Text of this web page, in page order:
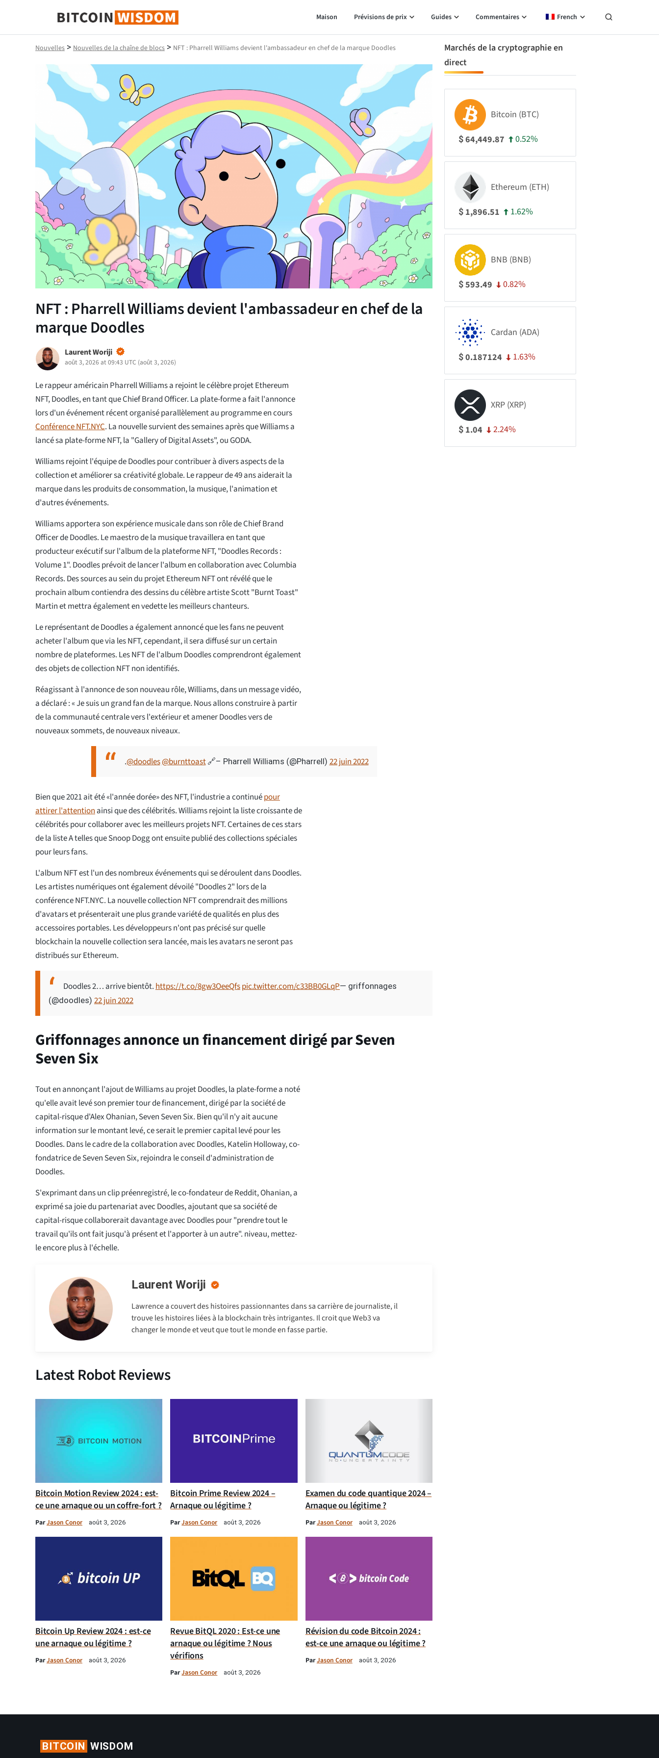
Bitcoin Sagesse
Maison Prévisions de prix Guides Commentaires French
Nouvelles > Nouvelles de la chaîne de blocs > NFT : Pharrell Williams devient l'ambassadeur en chef de la marque Doodles
NFT : Pharrell Williams devient l'ambassadeur en chef de la
marque Doodles
Laurent Woriji
août 3, 2026 at 09:43 UTC (août 3, 2026)
Le rappeur américain Pharrell Williams a rejoint le célèbre projet Ethereum
NFT, Doodles, en tant que Chief Brand Officer. La plate-forme a fait l'annonce
lors d'un événement récent organisé parallèlement au programme en cours
Conférence NFT.NYC. La nouvelle survient des semaines après que Williams a
lancé sa plate-forme NFT, la "Gallery of Digital Assets", ou GODA.
Williams rejoint l'équipe de Doodles pour contribuer à divers aspects de la
collection et améliorer sa créativité globale. Le rappeur de 49 ans aiderait la
marque dans les produits de consommation, la musique, l'animation et
d'autres événements.
Williams apportera son expérience musicale dans son rôle de Chief Brand
Officer de Doodles. Le maestro de la musique travaillera en tant que
producteur exécutif sur l'album de la plateforme NFT, "Doodles Records :
Volume 1". Doodles prévoit de lancer l'album en collaboration avec Columbia
Records. Des sources au sein du projet Ethereum NFT ont révélé que le
prochain album contiendra des dessins du célèbre artiste Scott "Burnt Toast"
Martin et mettra également en vedette les meilleurs chanteurs.
Le représentant de Doodles a également annoncé que les fans ne peuvent
acheter l'album que via les NFT, cependant, il sera diffusé sur un certain
nombre de plateformes. Les NFT de l'album Doodles comprendront également
des objets de collection NFT non identifiés.
Réagissant à l'annonce de son nouveau rôle, Williams, dans un message vidéo,
a déclaré : « Je suis un grand fan de la marque. Nous allons construire à partir
de la communauté centrale vers l'extérieur et amener Doodles vers de
nouveaux sommets, de nouveaux niveaux.
.@doodles@burnttoast🔗– Pharrell Williams (@Pharrell) 22 juin 2022
Bien que 2021 ait été «l'année dorée» des NFT, l'industrie a continuépour
attirer l'attention ainsi que des célébrités. Williams rejoint la liste croissante de
célébrités pour collaborer avec les meilleurs projets NFT. Certaines de ces stars
de la liste A telles que Snoop Dogg ont ensuite publié des collections spéciales
pour leurs fans.
L'album NFT est l'un des nombreux événements qui se déroulent dans Doodles.
Les artistes numériques ont également dévoilé "Doodles 2" lors de la
conférence NFT.NYC. La nouvelle collection NFT comprendrait des millions
d'avatars et présenterait une plus grande variété de qualités en plus des
accessoires portables. Les développeurs n'ont pas précisé sur quelle
blockchain la nouvelle collection sera lancée, mais les avatars ne seront pas
distribués sur Ethereum.
Doodles 2… arrive bientôt. https://t.co/8gw3OeeQfspic.twitter.com/c33BB0GLqP— griffonnages
(@doodles) 22 juin 2022
Griffonnagesannonce un financement dirigé par Seven
Seven Six
Tout en annonçant l'ajout de Williams au projet Doodles, la plate-forme a noté
qu'elle avait levé son premier tour de financement, dirigé par la société de
capital-risque d'Alex Ohanian, Seven Seven Six. Bien qu'il n'y ait aucune
information sur le montant levé, ce serait le premier capital levé pour les
Doodles. Dans le cadre de la collaboration avec Doodles, Katelin Holloway, co-
fondatrice de Seven Seven Six, rejoindra le conseil d'administration de
Doodles.
S'exprimant dans un clip préenregistré, le co-fondateur de Reddit, Ohanian, a
exprimé sa joie du partenariat avec Doodles, ajoutant que sa société de
capital-risque collaborerait davantage avec Doodles pour "prendre tout le
travail qu'ils ont fait jusqu'à présent et l'apporter à un autre". niveau, mettez-
le encore plus à l'échelle.
Laurent Woriji
Lawrence a couvert des histoires passionnantes dans sa carrière de journaliste, il
trouve les histoires liées à la blockchain très intrigantes. Il croit que Web3 va
changer le monde et veut que tout le monde en fasse partie.
Latest Robot Reviews
Bitcoin Motion Review 2024 : est-
ce une arnaque ou un coffre-fort ?
ParJason Conor août 3, 2026
Bitcoin Prime Review 2024 –
Arnaque ou légitime ?
ParJason Conor août 3, 2026
Examen du code quantique 2024 –
Arnaque ou légitime ?
ParJason Conor août 3, 2026
Bitcoin Up Review 2024 : est-ce
une arnaque ou légitime ?
ParJason Conor août 3, 2026
Revue BitQL 2020 : Est-ce une
arnaque ou légitime ? Nous
vérifions
ParJason Conor août 3, 2026
Révision du code Bitcoin 2024 :
est-ce une arnaque ou légitime ?
ParJason Conor août 3, 2026
Marchés de la cryptographie en
direct
Bitcoin (BTC)
$64,449.87 0.52%
Ethereum (ETH)
$ 1,896.51 1.62%
BNB (BNB)
$593.49 0.82%
Cardan (ADA)
$0.187124 1.63%
XRP (XRP)
$ 1.04 2.24%
BITCOIN WISDOM